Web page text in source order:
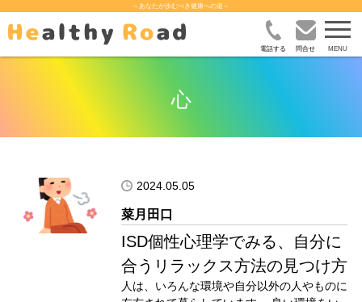
～あなたが歩むべき健康への道～
電話する 問合せ
心
2024.05.05
ISD個性心理学でみる、自分に
合うリラックス方法の見つけ方
人は、いろんな環境や自分以外の人やものに